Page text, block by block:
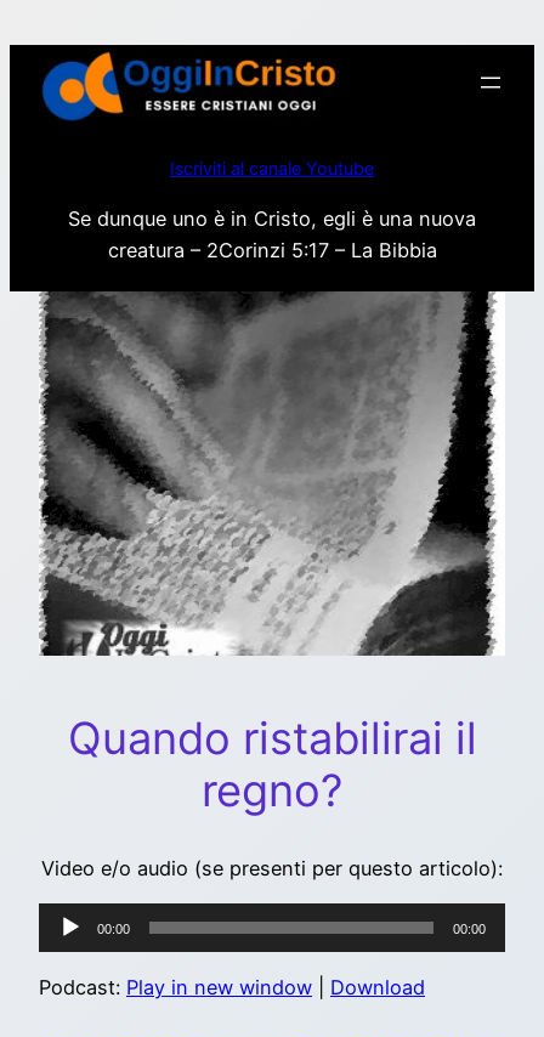
contenuto
Iscriviti al canale Youtube
Se dunque uno è in Cristo, egli è una nuova
creatura – 2Corinzi 5:17 – La Bibbia
Quando ristabilirai il
regno?
Video e/o audio (se presenti per questo articolo):
Audio
Player
00:00 00:00
Podcast: Play in new window Download